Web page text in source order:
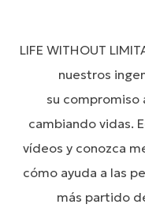
LIFE WITHOUT
nuestros
su compromiso
cambiando vidas.
vídeos y conozca
cómo ayuda a las
más partido